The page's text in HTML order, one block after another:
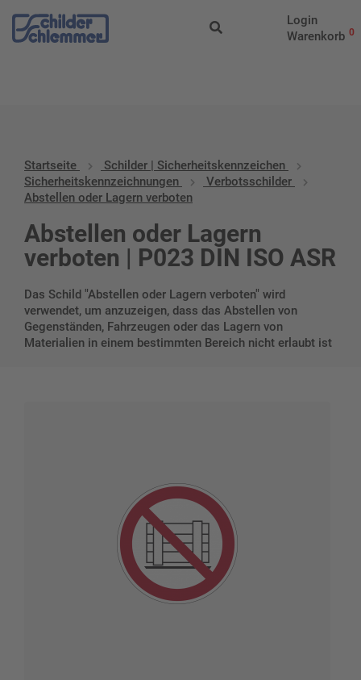
Login
Warenkorb 0
Sicherheitskennzeichen
Sicherheitskennzeichnungen/
oder Lagern verboten
Startseite
Schilder | Sicherheitskennzeichen
Sicherheitskennzeichnungen
Verbotsschilder
Abstellen oder Lagern verboten
Abstellen oder Lagern
verboten | P023 DIN ISO ASR
Das Schild "Abstellen oder Lagern verboten" wird
verwendet, um anzuzeigen, dass das Abstellen von
Gegenständen, Fahrzeugen oder das Lagern von
Materialien in einem bestimmten Bereich nicht erlaubt ist